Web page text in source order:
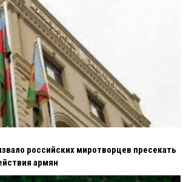
российских миротворцев пресекать
армян